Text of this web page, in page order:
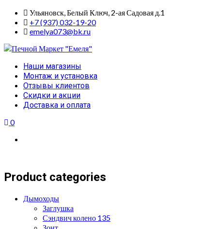
Skip
content
Ульяновск, Белый Ключ, 2-ая Садовая д.1
+7 (937) 032-19-20
emelya073@bk.ru
Primary
Menu
Наши магазины
Монтаж и установка
Отзывы клиентов
Скидки и акции
Доставка и оплата
0
Product categories
Дымоходы
Заглушка
Сэндвич колено 135